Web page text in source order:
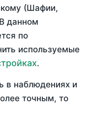
(Шафии,
данном
по
используемые
.
в наблюдениях и
точным, то